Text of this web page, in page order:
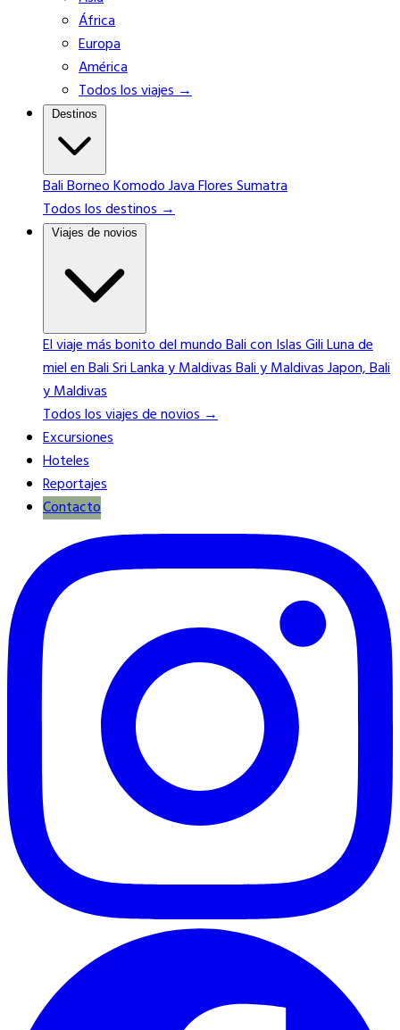
África
Europa
América
Todos los viajes →
Destinos
BaliBorneoKomodoJavaFloresSumatra
Todos los destinos →
Viajes de novios
El viaje más bonito del mundoBali con Islas GiliLuna de
miel en BaliSri Lanka y MaldivasBali y MaldivasJapon, Bali
y Maldivas
Todos los viajes de novios →
Excursiones
Hoteles
Reportajes
Contacto